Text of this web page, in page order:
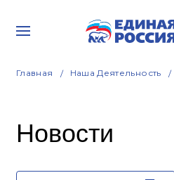
Главная Наша Деятельность
Новости